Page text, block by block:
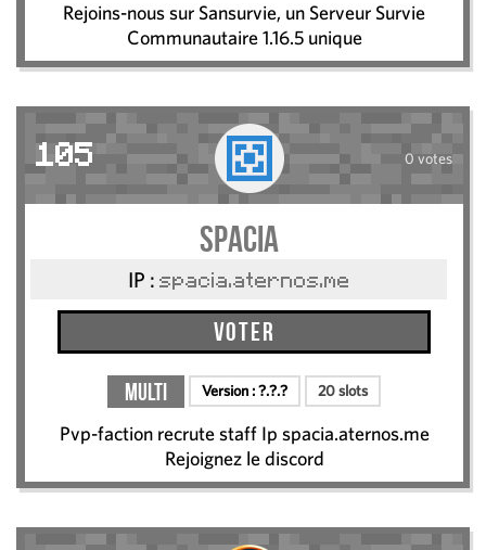
Rejoins-nous sur Sansurvie, un Serveur Survie
Communautaire 1.16.5 unique
105 0 votes
Spacia
IP : spacia.aternos.me
Voter
Multi Version :?.?.? 20 slots
Pvp-faction recrute staff Ip spacia.aternos.me
Rejoignez le discord